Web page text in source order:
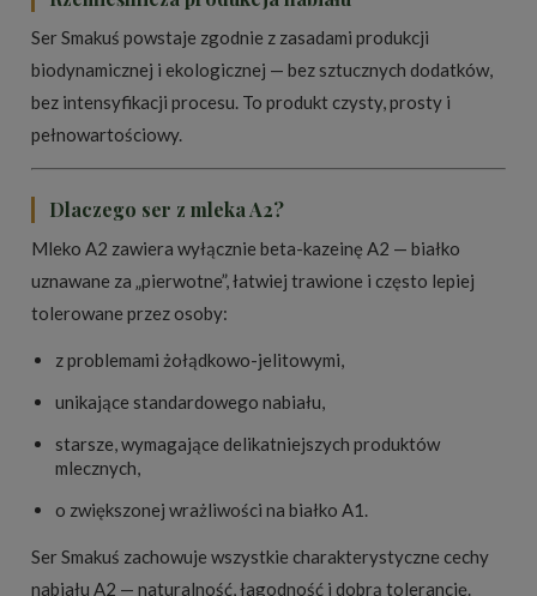
Ser Smakuś powstaje zgodnie z zasadami produkcji
biodynamicznej i ekologicznej — bez sztucznych dodatków,
bez intensyfikacji procesu. To produkt czysty, prosty i
pełnowartościowy.
Dlaczego ser z mleka A2?
Mleko A2 zawiera wyłącznie beta-kazeinę A2 — białko
uznawane za „pierwotne”, łatwiej trawione i często lepiej
tolerowane przez osoby:
z problemami żołądkowo-jelitowymi,
unikające standardowego nabiału,
starsze, wymagające delikatniejszych produktów
mlecznych,
o zwiększonej wrażliwości na białko A1.
Ser Smakuś zachowuje wszystkie charakterystyczne cechy
nabiału A2 — naturalność, łagodność i dobrą tolerancję.